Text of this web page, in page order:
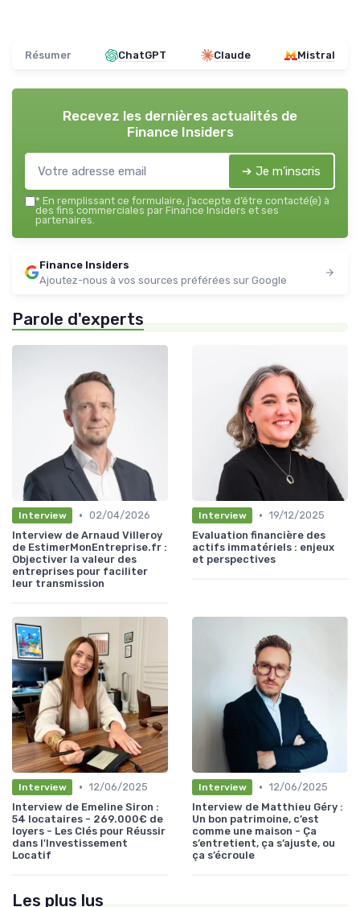
Résumer ChatGPT Claude Mistral
Recevez les dernières actualités de
Finance Insiders
➔ Je m'inscris
* En remplissant ce formulaire, j’accepte d’être contacté(e) à
des fins commerciales par Finance Insiders et ses
partenaires.
Finance Insiders
Ajoutez-nous à vos sources préférées sur Google
Parole d'experts
Interview • 02/04/2026
Interview de Arnaud Villeroy
de EstimerMonEntreprise.fr :
Objectiver la valeur des
entreprises pour faciliter
leur transmission
Interview • 19/12/2025
Evaluation financière des
actifs immatériels : enjeux
et perspectives
Interview • 12/06/2025
Interview de Emeline Siron :
54 locataires - 269.000€ de
loyers - Les Clés pour Réussir
dans l'Investissement
Locatif
Interview • 12/06/2025
Interview de Matthieu Géry :
Un bon patrimoine, c’est
comme une maison - Ça
s’entretient, ça s’ajuste, ou
ça s’écroule
Les plus lus